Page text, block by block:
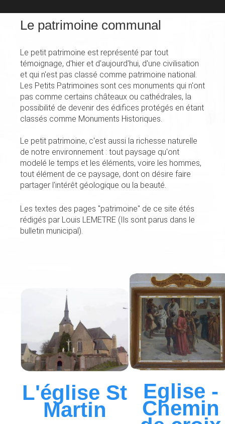
Le patrimoine communal
Le petit patrimoine est représenté par tout
témoignage, d'hier et d'aujourd'hui, d'une civilisation
et qui n'est pas classé comme patrimoine national.
Les Petits Patrimoines sont ces monuments qui n'ont
pas comme certains châteaux ou cathédrales, la
possibilité de devenir des édifices protégés en étant
classés comme Monuments Historiques.
Le petit patrimoine, c'est aussi la richesse naturelle
de notre environnement : tout paysage qu'ont
modelé le temps et les éléments, voire les hommes,
tout élément de ce paysage, dont on désire faire
partager l'intérêt géologique ou la beauté.
Les textes des pages "patrimoine" de ce site étés
rédigés par Louis LEMETRE (Ils sont parus dans le
bulletin municipal).
L'église St
Martin
Eglise -
Chemin